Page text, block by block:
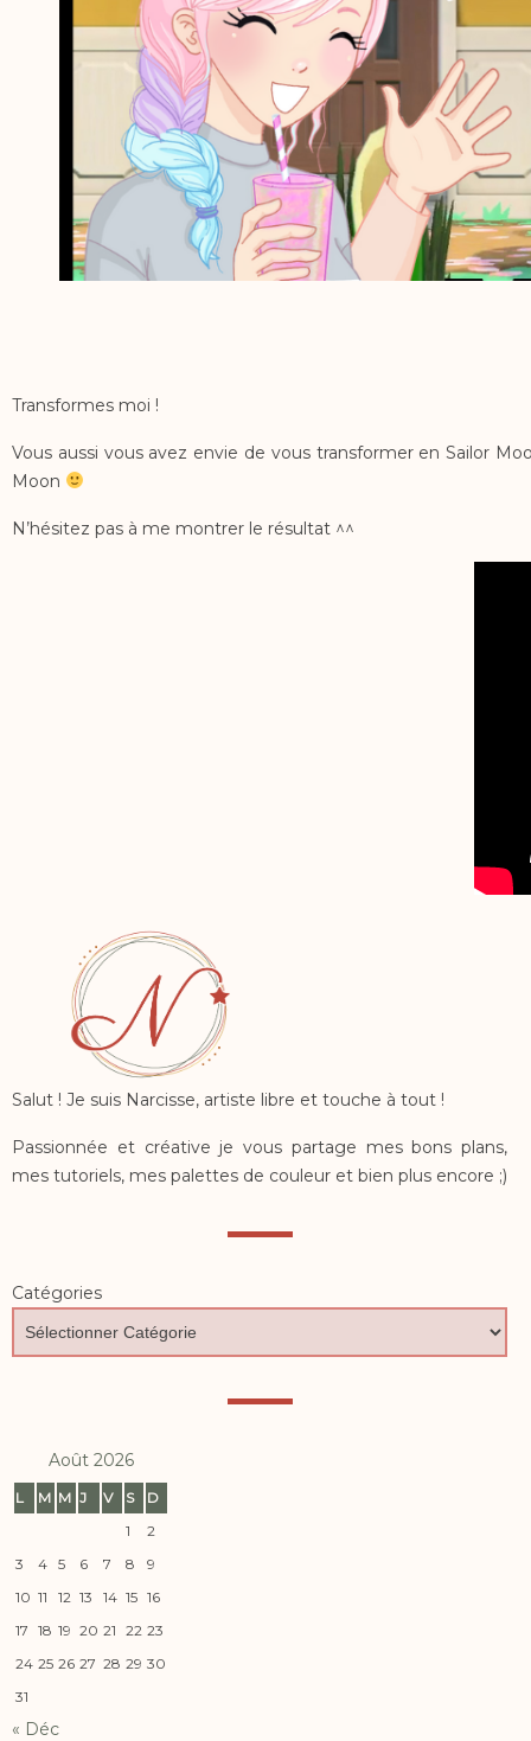
Transformes moi !
Vous aussi vous avez envie de vous transformer en Sailor
Moon
N’hésitez pas à me montrer le résultat ^^
Salut ! Je suis Narcisse, artiste libre et touche à tout !
Passionnée et créative je vous partage mes bons plans,
mes tutoriels, mes palettes de couleur et bien plus encore ;)
Catégories
Août 2026
L M M J V S
D
1
2
3
4 5 6 7 8
9
10 11 12 13 14 15 16
17 18 19 20 21 22 23
24 25 26 27 28 29 30
31
« Déc